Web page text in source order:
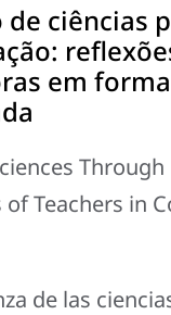
de ciências
em
Through
of Teachers in
de las